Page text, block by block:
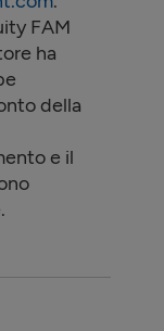
FAM
ha
della
e il